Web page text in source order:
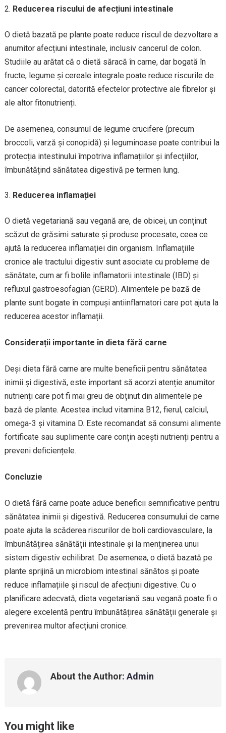
Reducerea riscului de afecțiuni intestinale
O dietă bazată pe plante poate reduce riscul de dezvoltare a
anumitor afecțiuni intestinale, inclusiv cancerul de colon.
Studiile au arătat că o dietă săracă în carne, dar bogată în
fructe, legume și cereale integrale poate reduce riscurile de
cancer colorectal, datorită efectelor protective ale fibrelor și
ale altor fitonutrienți.
De asemenea, consumul de legume crucifere (precum
broccoli, varză și conopidă) și leguminoase poate contribui la
protecția intestinului împotriva inflamațiilor și infecțiilor,
îmbunătățind sănătatea digestivă pe termen lung.
Reducerea inflamației
O dietă vegetariană sau vegană are, de obicei, un conținut
scăzut de grăsimi saturate și produse procesate, ceea ce
ajută la reducerea inflamației din organism. Inflamațiile
cronice ale tractului digestiv sunt asociate cu probleme de
sănătate, cum ar fi bolile inflamatorii intestinale (IBD) și
refluxul gastroesofagian (GERD). Alimentele pe bază de
plante sunt bogate în compuși antiinflamatori care pot ajuta la
reducerea acestor inflamații.
Considerații importante în dieta fără carne
Deși dieta fără carne are multe beneficii pentru sănătatea
inimii și digestivă, este important să acorzi atenție anumitor
nutrienți care pot fi mai greu de obținut din alimentele pe
bază de plante. Acestea includ vitamina B12, fierul, calciul,
omega-3 și vitamina D. Este recomandat să consumi alimente
fortificate sau suplimente care conțin acești nutrienți pentru a
preveni deficiențele.
Concluzie
O dietă fără carne poate aduce beneficii semnificative pentru
sănătatea inimii și digestivă. Reducerea consumului de carne
poate ajuta la scăderea riscurilor de boli cardiovasculare, la
îmbunătățirea sănătății intestinale și la menținerea unui
sistem digestiv echilibrat. De asemenea, o dietă bazată pe
plante sprijină un microbiom intestinal sănătos și poate
reduce inflamațiile și riscul de afecțiuni digestive. Cu o
planificare adecvată, dieta vegetariană sau vegană poate fi o
alegere excelentă pentru îmbunătățirea sănătății generale și
prevenirea multor afecțiuni cronice.
About the Author: Admin
You might like